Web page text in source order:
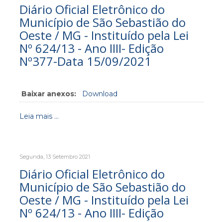
Diário Oficial Eletrônico do
Município de São Sebastião do
Oeste / MG - Instituído pela Lei
Nº 624/13 - Ano IIII- Edição
Nº377-Data 15/09/2021
Baixar anexos: Download
Leia mais ...
Segunda, 13 Setembro 2021
Diário Oficial Eletrônico do
Município de São Sebastião do
Oeste / MG - Instituído pela Lei
Nº 624/13 - Ano IIII- Edição